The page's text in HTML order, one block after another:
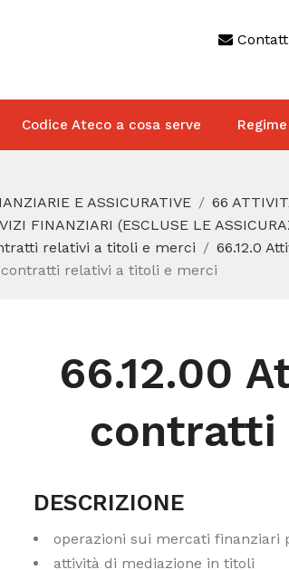
Codice Ateco a cosa serve
E ASSICURATIVE
66
FINANZIARI (ESCLUSE LE
relativi a titoli e merci
66.12.0
contratti relativi a titoli e merci
66.12.00
contratti
DESCRIZIONE
operazioni sui mercati finanziari
attività di mediazione in titoli